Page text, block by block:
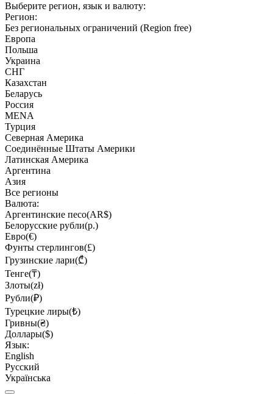
Выберите регион, язык и валюту:
Регион:
Без региональных ограничений (Region free)
Европа
Польша
Украина
СНГ
Казахстан
Беларусь
Россия
MENA
Турция
Северная Америка
Соединённые Штаты Америки
Латинская Америка
Аргентина
Азия
Все регионы
Валюта:
Аргентинские песо(AR$)
Белорусские рубли(р.)
Евро(€)
Фунты стерлингов(£)
Грузинские лари(₾)
Тенге(₸)
Злоты(zł)
Рубли(₽)
Турецкие лиры(₺)
Гривны(₴)
Доллары($)
Язык:
English
Русский
Українська